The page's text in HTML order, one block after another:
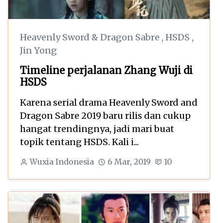
Heavenly Sword & Dragon Sabre , HSDS ,
Jin Yong
Timeline perjalanan Zhang Wuji di
HSDS
Karena serial drama Heavenly Sword and
Dragon Sabre 2019 baru rilis dan cukup
hangat trendingnya, jadi mari buat
topik tentang HSDS. Kali i...
Wuxia Indonesia 6 Mar, 2019 10